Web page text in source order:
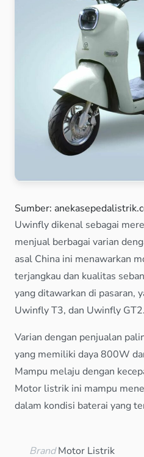
Sumber:
Uwinfly dikenal sebagai
menjual berbagai varian
asal China ini menawarkan
terjangkau dan kualitas
yang ditawarkan di pasaran,
Uwinfly T3, dan Uwinfly GT2.
Varian dengan penjualan
yang memiliki daya 800W
Mampu melaju dengan
Motor listrik ini mampu
dalam kondisi baterai yang
BrandMotor Listrik